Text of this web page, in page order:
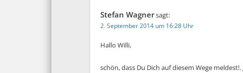
Stefan Wagnersagt:
2. September 2014 um 16:28 Uhr
Hallo Willi,
schön, dass Du Dich auf diesem Wege